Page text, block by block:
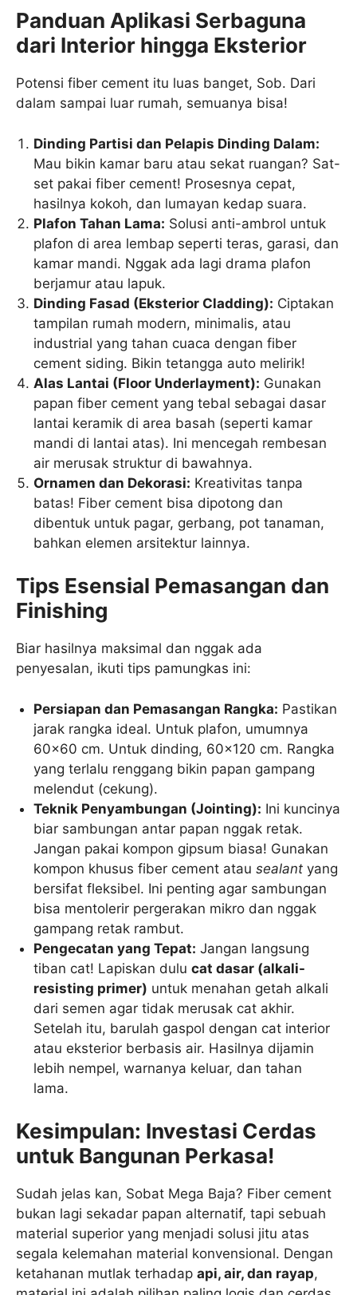
Panduan Aplikasi Serbaguna
dari Interior hingga Eksterior
Potensi fiber cement itu luas banget, Sob. Dari
dalam sampai luar rumah, semuanya bisa!
Dinding Partisi dan Pelapis Dinding Dalam:
Mau bikin kamar baru atau sekat ruangan? Sat-
set pakai fiber cement! Prosesnya cepat,
hasilnya kokoh, dan lumayan kedap suara.
Plafon Tahan Lama: Solusi anti-ambrol untuk
plafon di area lembap seperti teras, garasi, dan
kamar mandi. Nggak ada lagi drama plafon
berjamur atau lapuk.
Dinding Fasad (Eksterior Cladding): Ciptakan
tampilan rumah modern, minimalis, atau
industrial yang tahan cuaca dengan fiber
cement siding. Bikin tetangga auto melirik!
Alas Lantai (Floor Underlayment): Gunakan
papan fiber cement yang tebal sebagai dasar
lantai keramik di area basah (seperti kamar
mandi di lantai atas). Ini mencegah rembesan
air merusak struktur di bawahnya.
Ornamen dan Dekorasi: Kreativitas tanpa
batas! Fiber cement bisa dipotong dan
dibentuk untuk pagar, gerbang, pot tanaman,
bahkan elemen arsitektur lainnya.
Tips Esensial Pemasangan dan
Finishing
Biar hasilnya maksimal dan nggak ada
penyesalan, ikuti tips pamungkas ini:
Persiapan dan Pemasangan Rangka: Pastikan
jarak rangka ideal. Untuk plafon, umumnya
60×60 cm. Untuk dinding, 60×120 cm. Rangka
yang terlalu renggang bikin papan gampang
melendut (cekung).
Teknik Penyambungan (Jointing): Ini kuncinya
biar sambungan antar papan nggak retak.
Jangan pakai kompon gipsum biasa! Gunakan
kompon khusus fiber cement atausealant yang
bersifat fleksibel. Ini penting agar sambungan
bisa mentolerir pergerakan mikro dan nggak
gampang retak rambut.
Pengecatan yang Tepat: Jangan langsung
tiban cat! Lapiskan dulucat dasar (alkali-
resisting primer) untuk menahan getah alkali
dari semen agar tidak merusak cat akhir.
Setelah itu, barulah gaspol dengan cat interior
atau eksterior berbasis air. Hasilnya dijamin
lebih nempel, warnanya keluar, dan tahan
lama.
Kesimpulan: Investasi Cerdas
untuk Bangunan Perkasa!
Sudah jelas kan, Sobat Mega Baja? Fiber cement
bukan lagi sekadar papan alternatif, tapi sebuah
material superior yang menjadi solusi jitu atas
segala kelemahan material konvensional. Dengan
ketahanan mutlak terhadap api, air, dan rayap,